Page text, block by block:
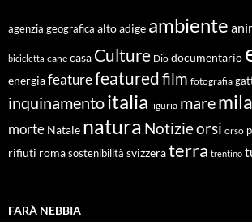
agenzia geografica alto adige ambiente
bicicletta cane casa Culture Dio documentario
energiafeaturefeaturedfilm fotografia
inquinamentoitalia liguria mare
morte Natale natura Notizieorsi orso
rifiuti roma sostenibilità svizzeraterra trentino
FARÀ NEBBIA